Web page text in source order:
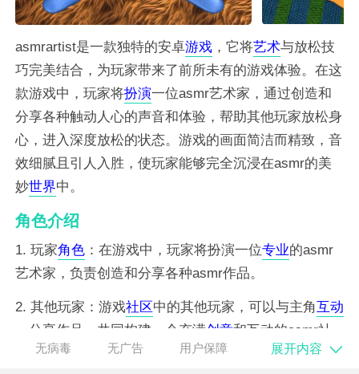
asmrartist是一款独特的安卓游戏，它将艺术与放松技
巧完美结合，为玩家带来了前所未有的游戏体验。在这
款游戏中，玩家将扮演一位asmr艺术家，通过创造和
分享各种触动人心的声音和体验，帮助其他玩家放松身
心，进入深度放松的状态。游戏的画面简洁而精致，音
效细腻且引人入胜，使玩家能够完全沉浸在asmr的美
妙世界中。
角色介绍
1. 玩家角色：在游戏中，玩家将扮演一位专业的asmr
艺术家，负责创造和分享各种asmr作品。
2. 其他玩家：游戏社区中的其他玩家，可以与主角互动
、分享作品，共同构建一个充满创意和互动的asmr社
区。无病毒 无广告 用户保障 展开内容